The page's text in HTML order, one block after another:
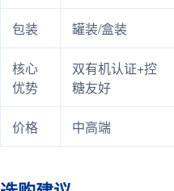
包装 罐装/盒装
核心
优势
双有机认证+控
糖友好
价格 中高端